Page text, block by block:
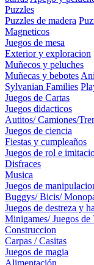
Puzzles
Puzzles de madera
Magneticos
Juegos de mesa
Exterior y exploracion
Muñecos y peluches
Muñecas y bebotes
Sylvanian Families
Juegos de Cartas
Juegos didacticos
Autitos/ Camiones/
Juegos de ciencia
Fiestas y cumpleaños
Juegos de rol e
Disfraces
Musica
Juegos de
Buggys/ Bicis/
Juegos de destreza y
Minigames/ Juegos de
Construccion
Carpas / Casitas
Juegos de magia
Alimentación